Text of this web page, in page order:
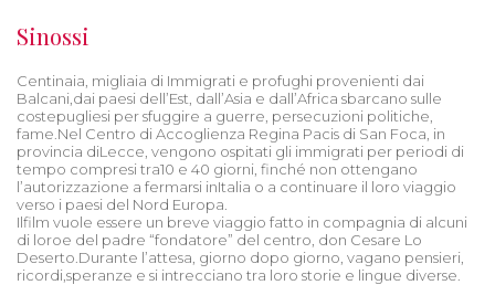
Sinossi
Centinaia, migliaia di Immigrati e profughi provenienti dai
Balcani,dai paesi dell’Est, dall’Asia e dall’Africa sbarcano sulle
costepugliesi per sfuggire a guerre, persecuzioni politiche,
fame.Nel Centro di Accoglienza Regina Pacis di San Foca, in
provincia diLecce, vengono ospitati gli immigrati per periodi di
tempo compresi tra10 e 40 giorni, finché non ottengano
l’autorizzazione a fermarsi inItalia o a continuare il loro viaggio
verso i paesi del Nord Europa.
Ilfilm vuole essere un breve viaggio fatto in compagnia di alcuni
di loroe del padre “fondatore” del centro, don Cesare Lo
Deserto.Durante l’attesa, giorno dopo giorno, vagano pensieri,
ricordi,speranze e si intrecciano tra loro storie e lingue diverse.